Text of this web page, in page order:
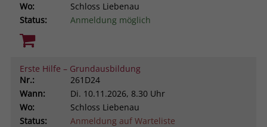
Wo:
Schloss Liebenau
Status:
Anmeldung möglich
Erste Hilfe – Grundausbildung
Nr.:
261D24
Wann:
Di. 10.11.2026, 8.30 Uhr
Wo:
Schloss Liebenau
Status:
Anmeldung auf Warteliste